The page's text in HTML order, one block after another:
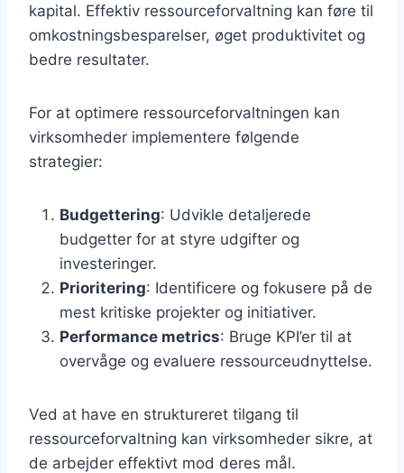
kapital. Effektiv ressourceforvaltning kan føre til
omkostningsbesparelser, øget produktivitet og
bedre resultater.
For at optimere ressourceforvaltningen kan
virksomheder implementere følgende
strategier:
Budgettering: Udvikle detaljerede
budgetter for at styre udgifter og
investeringer.
Prioritering: Identificere og fokusere på de
mest kritiske projekter og initiativer.
Performance metrics: Bruge KPI’er til at
overvåge og evaluere ressourceudnyttelse.
Ved at have en struktureret tilgang til
ressourceforvaltning kan virksomheder sikre, at
de arbejder effektivt mod deres mål.